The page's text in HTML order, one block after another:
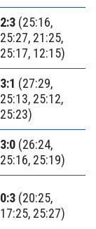
2:3 (25:16,
25:27, 21:25,
25:17, 12:15)
3:1 (27:29,
25:13, 25:12,
25:23)
3:0 (26:24,
25:16, 25:19)
0:3 (20:25,
17:25, 25:27)